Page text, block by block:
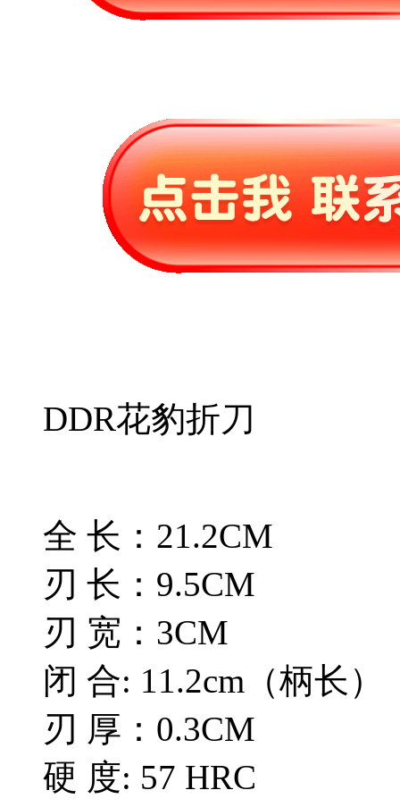
DDR花豹折刀
全 长：21.2CM
刃 长：9.5CM
刃 宽：3CM
闭 合: 11.2cm（柄长）
刃 厚：0.3CM
硬 度: 57 HRC